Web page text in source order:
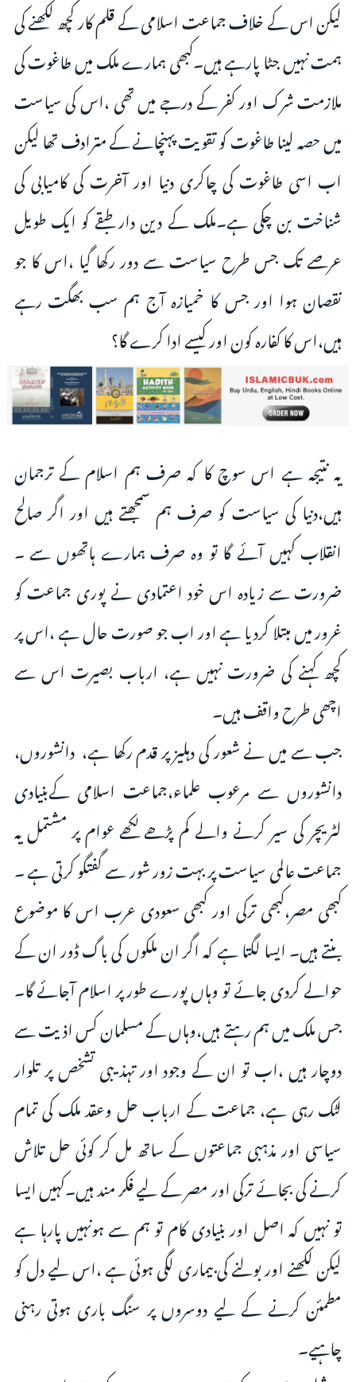
لیکن اس کے خلاف جماعت اسلامی کے قلم کار کچھ لکھنے کی
ہمت نہیں جٹا پارہے ہیں۔کبھی ہمارے ملک میں طاغوت کی
ملازمت شرک اور کفر کے درجے میں تھی ،اس کی سیاست
میں حصہ لینا طاغوت کو تقویت پہنچانے کے مترادف تھا لیکن
اب اسی طاغوت کی چاکری دنیا اور آخرت کی کامیابی کی
شناخت بن چکی ہے۔ملک کے دین دار طبقے کو ایک طویل
عرصے تک جس طرح سیاست سے دور رکھا گیا ،اس کا جو
نقصان ہوا اور جس کا خمیازہ آج ہم سب بھگت رہے
ہیں،اس کا کفارہ کون اور کیسے ادا کرے گا؟
یہ نتیجہ ہے اس سوچ کا کہ صرف ہم اسلام کے ترجمان
ہیں،دنیا کی سیاست کو صرف ہم سمجھتے ہیں اور اگر صالح
انقلاب کہیں آئے گا تو وہ صرف ہمارے ہاتھوں سے ۔
ضرورت سے زیادہ اس خود اعتمادی نے پوری جماعت کو
غرور میں مبتلا کردیا ہے اور اب جو صورت حال ہے ،اس پر
کچھ کہنے کی ضرورت نہیں ہے، ارباب بصیرت اس سے
اچھی طرح واقف ہیں۔
جب سے میں نے شعور کی دہلیز پر قدم رکھا ہے، دانشوروں،
دانشوروں سے مرعوب علماء،جماعت اسلامی کےبنیادی
لٹریچر کی سیر کرنے والے کم پڑھے لکھے عوام پر مشتمل یہ
جماعت عالمی سیاست پر بہت زور شور سے گفتگو کرتی ہے ۔
کبھی مصر،کبھی ترکی اور کبھی سعودی عرب اس کا موضوع
بنتے ہیں۔ ایسا لگتا ہے کہ اگر ان ملکوں کی باگ ڈور ان کے
حوالے کردی جائے تو وہاں پورے طور پر اسلام آجائے گا۔
جس ملک میں ہم رہتے ہیں،وہاں کے مسلمان کس اذیت سے
دوچار ہیں ،اب تو ان کے وجود اور تہذیبی تشخص پر تلوار
لٹک رہی ہے، جماعت کے ارباب حل وعقد ملک کی تمام
سیاسی اور مذہبی جماعتوں کے ساتھ مل کر کوئی حل تلاش
کرنے کی بجائے ترکی اور مصر کے لیے فکر مند ہیں۔کہیں ایسا
تو نہیں کہ اصل اور بنیادی کام تو ہم سے ہونہیں پارہا ہے
لیکن لکھنے اور بولنے کی بیماری لگی ہوئی ہے ،اس لیے دل کو
مطمئن کرنے کے لیے دوسروں پر سنگ باری ہوتی رہنی
چاہیے۔